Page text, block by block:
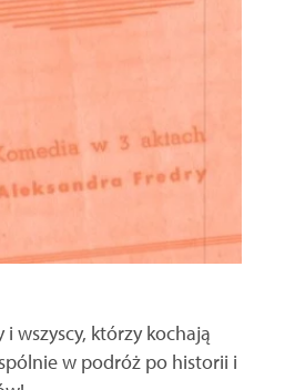
wszyscy, którzy kochają
w podróż po historii i